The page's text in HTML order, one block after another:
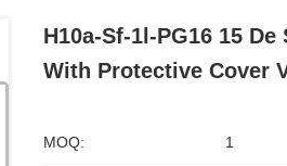
H10a-Sf-1l-PG16 15
With Protective Cover
MOQ: 1